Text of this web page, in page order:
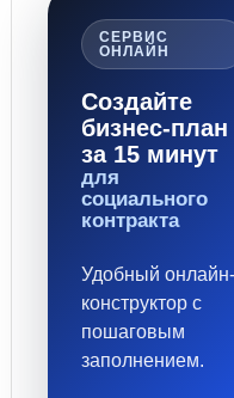
СЕРВИС
ОНЛАЙН
Создайте
бизнес-план
за 15 минут
для
социального
контракта
Удобный онлайн-
конструктор с
пошаговым
заполнением.